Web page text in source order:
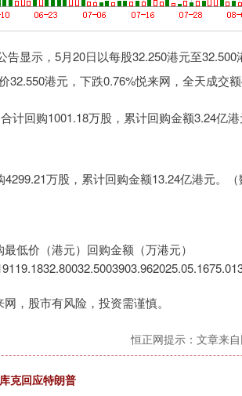
显示，5月20日以每股32.250港元至32.500
港元，下跌0.76%悦来网，全天成交额
回购1001.18万股，累计回购金额3.24亿
万股，累计回购金额13.24亿港元。（
低价（港元）回购金额（万港元）
股市有风险，投资需谨慎。
恒正网提示：文章来
克回应特朗普